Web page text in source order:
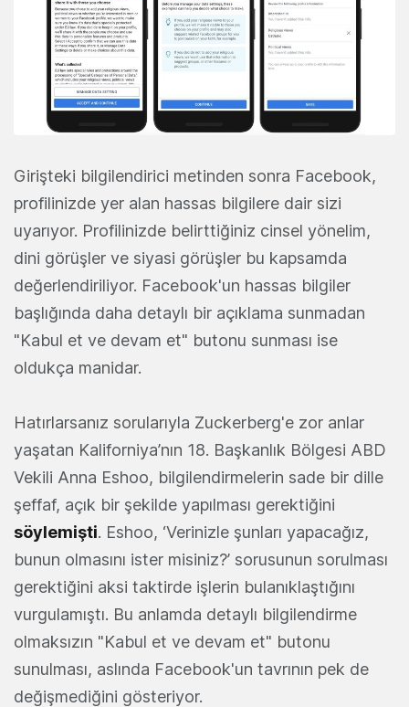
Girişteki bilgilendirici metinden sonra Facebook,
profilinizde yer alan hassas bilgilere dair sizi
uyarıyor. Profilinizde belirttiğiniz cinsel yönelim,
dini görüşler ve siyasi görüşler bu kapsamda
değerlendiriliyor. Facebook'un hassas bilgiler
başlığında daha detaylı bir açıklama sunmadan
"Kabul et ve devam et" butonu sunması ise
oldukça manidar.
Hatırlarsanız sorularıyla Zuckerberg'e zor anlar
yaşatan Kaliforniya’nın 18. Başkanlık Bölgesi ABD
Vekili Anna Eshoo, bilgilendirmelerin sade bir dille
şeffaf, açık bir şekilde yapılması gerektiğini
söylemişti. Eshoo, ‘Verinizle şunları yapacağız,
bunun olmasını ister misiniz?’ sorusunun sorulması
gerektiğini aksi taktirde işlerin bulanıklaştığını
vurgulamıştı. Bu anlamda detaylı bilgilendirme
olmaksızın "Kabul et ve devam et" butonu
sunulması, aslında Facebook'un tavrının pek de
değişmediğini gösteriyor.